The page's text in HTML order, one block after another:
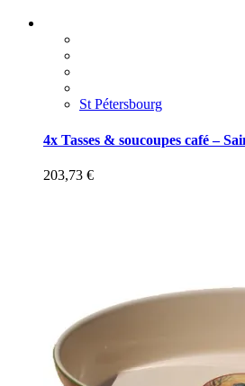
St Pétersbourg
4x Tasses & soucoupes café –
203,73 €